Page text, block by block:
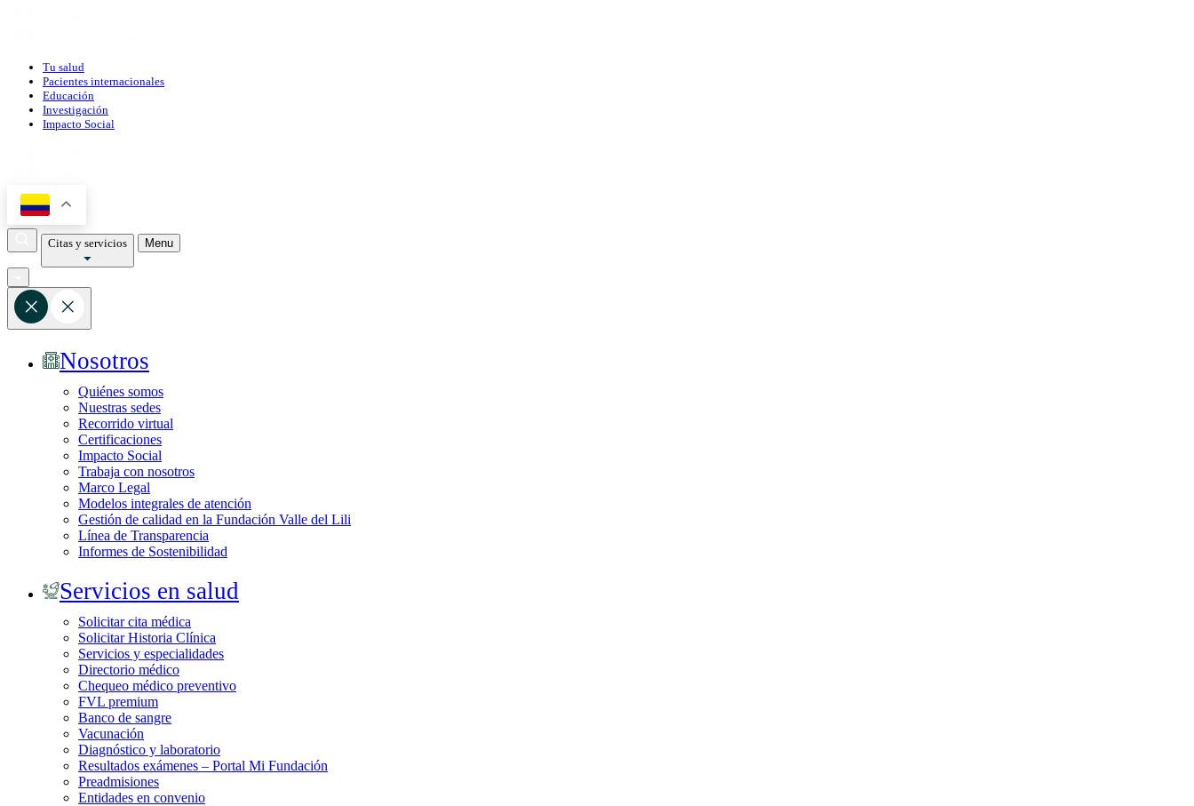
Tu salud
Pacientes internacionales
Educación
Investigación
Impacto Social
Citas y servicios Menu
Nosotros
Quiénes somos
Nuestras sedes
Recorrido virtual
Certificaciones
Impacto Social
Trabaja con nosotros
Marco Legal
Modelos integrales de atención
Gestión de calidad en la Fundación Valle del Lili
Línea de Transparencia
Informes de Sostenibilidad
Servicios en salud
Solicitar cita médica
Solicitar Historia Clínica
Servicios y especialidades
Directorio médico
Chequeo médico preventivo
FVL premium
Banco de sangre
Vacunación
Diagnóstico y laboratorio
Resultados exámenes – Portal Mi Fundación
Preadmisiones
Entidades en convenio